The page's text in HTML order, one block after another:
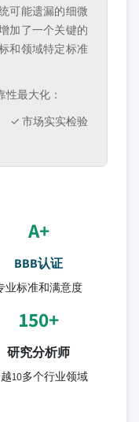
可能遗漏的细微
加了一个关键的
和领域特定标准
最大化：
✓ 市场实实检验
A+
BBB认证
业标准和满意度
150+
研究分析师
10多个行业领域